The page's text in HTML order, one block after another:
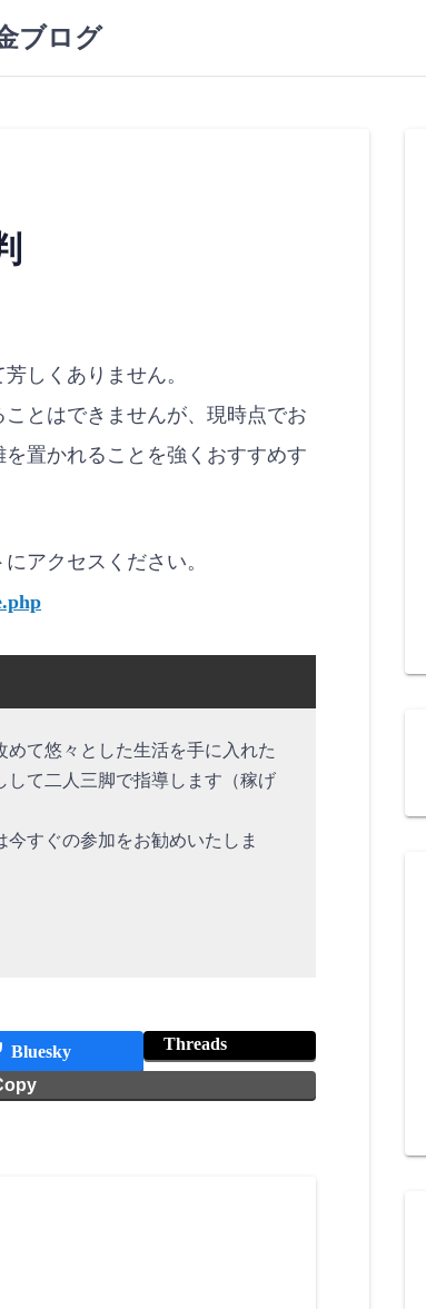
ブログ
しくありません。
とはできませんが、現時点でお
置かれることを強くおすすめす
アクセスください。
て悠々とした生活を手に入れた
して二人三脚で指導します（稼げ
すぐの参加をお勧めいたしま
Bluesky Threads